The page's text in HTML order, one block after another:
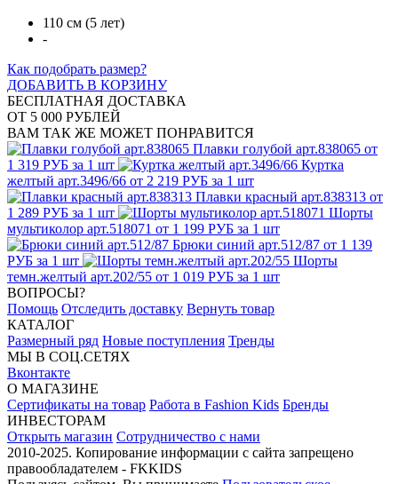
110 см (5 лет)
-
Как подобрать размер?
ДОБАВИТЬ В КОРЗИНУ
БЕСПЛАТНАЯ ДОСТАВКА
ОТ 5 000 РУБЛЕЙ
ВАМ ТАК ЖЕ МОЖЕТ ПОНРАВИТСЯ
Плавки голубой арт.838065 от
1 319 РУБ за 1 шт
Куртка
желтый арт.3496/66 от 2 219 РУБ за 1 шт
Плавки красный арт.838313 от
1 289 РУБ за 1 шт
Шорты
мультиколор арт.518071 от 1 199 РУБ за 1 шт
Брюки синий арт.512/87 от 1 139
РУБ за 1 шт
Шорты
темн.желтый арт.202/55 от 1 019 РУБ за 1 шт
ВОПРОСЫ?
Помощь Отследить доставку Вернуть товар
КАТАЛОГ
Размерный ряд Новые поступления Тренды
МЫ В СОЦ.СЕТЯХ
Вконтакте
О МАГАЗИНЕ
Сертификаты на товар Работа в Fashion Kids Бренды
ИНВЕСТОРАМ
Открыть магазин Сотрудничество с нами
2010-2025. Копирование информации с сайта запрещено
правообладателем - FKKIDS